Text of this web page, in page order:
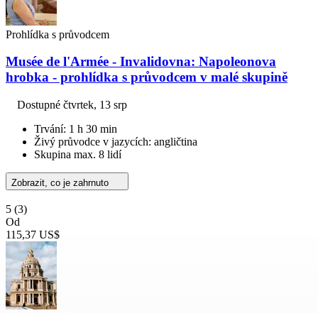
Prohlídka s průvodcem
Musée de l'Armée - Invalidovna: Napoleonova
hrobka - prohlídka s průvodcem v malé skupině
Dostupné čtvrtek, 13 srp
Trvání: 1 h 30 min
Živý průvodce v jazycích: angličtina
Skupina max. 8 lidí
Zobrazit, co je zahrnuto
5 (3)
Od
115,37 US$